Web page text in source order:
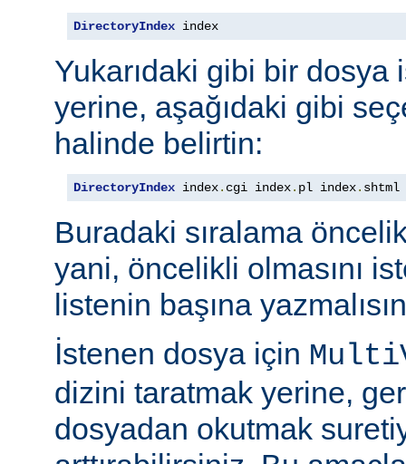
DirectoryIndex index
Yukarıdaki gibi bir dosya
yerine, aşağıdaki gibi
halinde belirtin:
DirectoryIndex index. cgi index. pl index. shtml
Buradaki sıralama
yani, öncelikli olmasını
listenin başına
İstenen dosya için
dizini taratmak yerine,
dosyadan okutmak